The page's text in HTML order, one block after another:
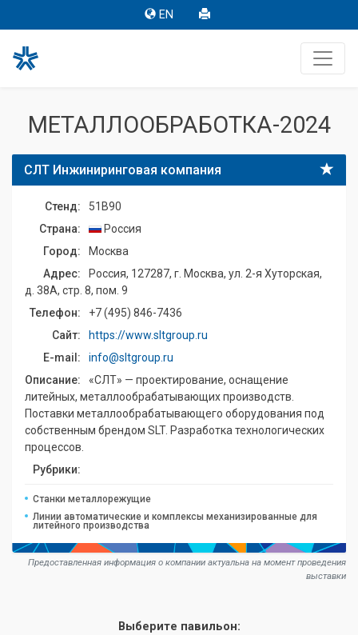
EN
МЕТАЛЛООБРАБОТКА-2024
СЛТ Инжиниринговая компания
Стенд:
51B90
Страна:
Россия
Город:
Москва
Адрес:
Россия, 127287, г. Москва, ул. 2-я Хуторская,
д. 38А, стр. 8, пом. 9
Телефон:
+7 (495) 846-7436
Сайт:
https://www.sltgroup.ru
E-mail:
info@sltgroup.ru
Описание:
«СЛТ» — проектирование, оснащение
литейных, металлообрабатывающих производств.
Поставки металлообрабатывающего оборудования под
собственным брендом SLT. Разработка технологических
процессов.
Рубрики:
Станки металлорежущие
Линии автоматические и комплексы механизированные для
литейного производства
Предоставленная информация о компании актуальна на момент проведения
выставки
Выберите павильон: